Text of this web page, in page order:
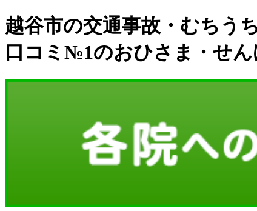
越谷市の交通事故・むちうち
口コミ№1のおひさま・せん